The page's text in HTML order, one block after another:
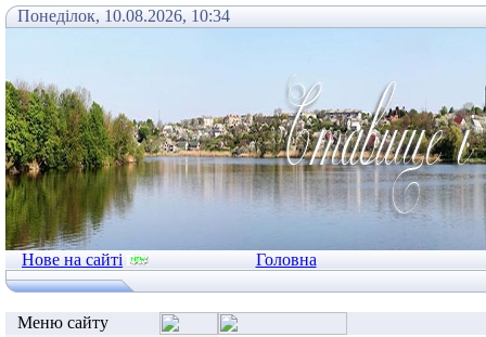
Понеділок, 10.08.2026, 10:34
Нове на сайті Головна
Меню сайту